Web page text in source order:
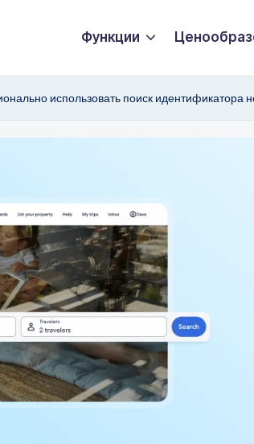
Функции
использовать поиск идентификатора